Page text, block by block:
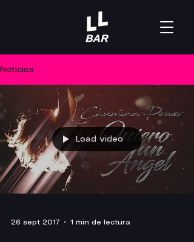
Noticias
Load video
26 sept 2017 1 min de lectura